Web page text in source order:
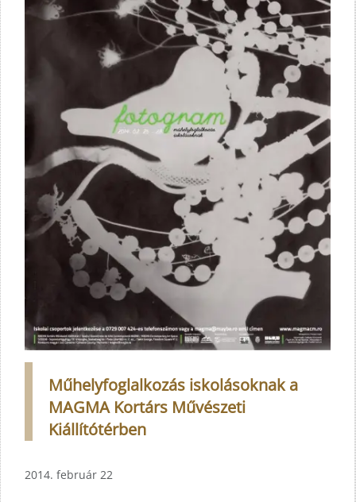
Műhelyfoglalkozás iskolásoknak a
MAGMA Kortárs Művészeti
Kiállítótérben
2014. február 22